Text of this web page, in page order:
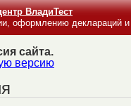
ВладиТест
оформлению деклараций и
сайта.
версию